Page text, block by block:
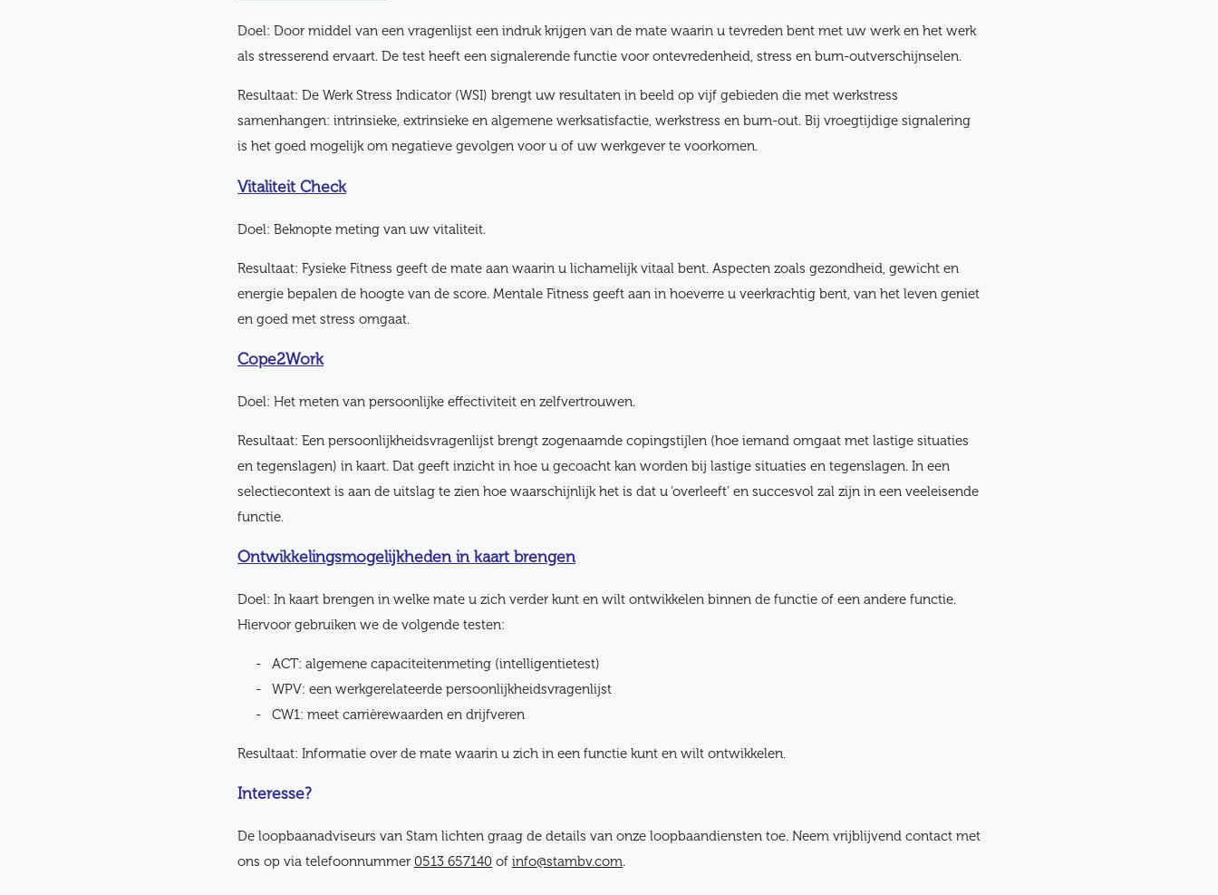
Doel: Door middel van een vragenlijst een indruk krijgen van de mate waarin u tevreden bent met uw werk en het werk
als stresserend ervaart. De test heeft een signalerende functie voor ontevredenheid, stress en burn-outverschijnselen.
Resultaat: De Werk Stress Indicator (WSI) brengt uw resultaten in beeld op vijf gebieden die met werkstress
samenhangen: intrinsieke, extrinsieke en algemene werksatisfactie, werkstress en burn-out. Bij vroegtijdige signalering
is het goed mogelijk om negatieve gevolgen voor u of uw werkgever te voorkomen.
Vitaliteit Check
Doel: Beknopte meting van uw vitaliteit.
Resultaat: Fysieke Fitness geeft de mate aan waarin u lichamelijk vitaal bent. Aspecten zoals gezondheid, gewicht en
energie bepalen de hoogte van de score. Mentale Fitness geeft aan in hoeverre u veerkrachtig bent, van het leven geniet
en goed met stress omgaat.
Cope2Work
Doel: Het meten van persoonlijke effectiviteit en zelfvertrouwen.
Resultaat: Een persoonlijkheidsvragenlijst brengt zogenaamde copingstijlen (hoe iemand omgaat met lastige situaties
en tegenslagen) in kaart. Dat geeft inzicht in hoe u gecoacht kan worden bij lastige situaties en tegenslagen. In een
selectiecontext is aan de uitslag te zien hoe waarschijnlijk het is dat u ‘overleeft’ en succesvol zal zijn in een veeleisende
functie.
Ontwikkelingsmogelijkheden in kaart brengen
Doel: In kaart brengen in welke mate u zich verder kunt en wilt ontwikkelen binnen de functie of een andere functie.
Hiervoor gebruiken we de volgende testen:
ACT: algemene capaciteitenmeting (intelligentietest)
WPV: een werkgerelateerde persoonlijkheidsvragenlijst
CW1: meet carrièrewaarden en drijfveren
Resultaat: Informatie over de mate waarin u zich in een functie kunt en wilt ontwikkelen.
Interesse?
De loopbaanadviseurs van Stam lichten graag de details van onze loopbaandiensten toe. Neem vrijblijvend contact met
ons op via telefoonnummer 0513 657140 of info@stambv.com.